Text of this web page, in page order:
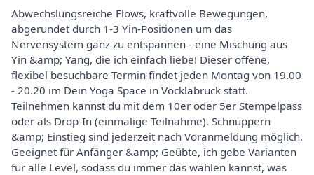
Abwechslungsreiche Flows, kraftvolle Bewegungen,
abgerundet durch 1-3 Yin-Positionen um das
Nervensystem ganz zu entspannen - eine Mischung aus
Yin &amp; Yang, die ich einfach liebe! Dieser offene,
flexibel besuchbare Termin findet jeden Montag von 19.00
- 20.20 im Dein Yoga Space in Vöcklabruck statt.
Teilnehmen kannst du mit dem 10er oder 5er Stempelpass
oder als Drop-In (einmalige Teilnahme). Schnuppern
&amp; Einstieg sind jederzeit nach Voranmeldung möglich.
Geeignet für Anfänger &amp; Geübte, ich gebe Varianten
für alle Level, sodass du immer das wählen kannst, was